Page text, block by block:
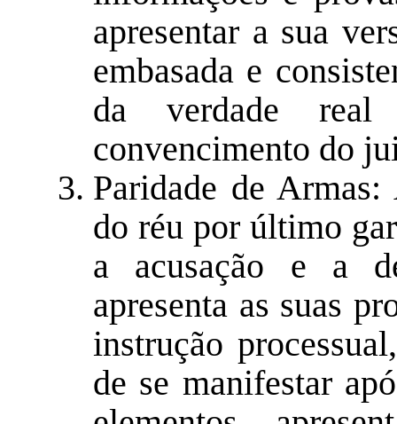
apresentar a sua
embasada e
da verdade
convencimento do
Paridade de
do réu por último
a acusação e a
apresenta as suas
instrução
de se manifestar